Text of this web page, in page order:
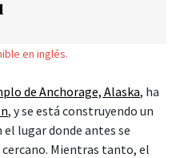
en inglés.
de Anchorage, Alaska, ha
, y se está construyendo un
lugar donde antes se
Mientras tanto, el